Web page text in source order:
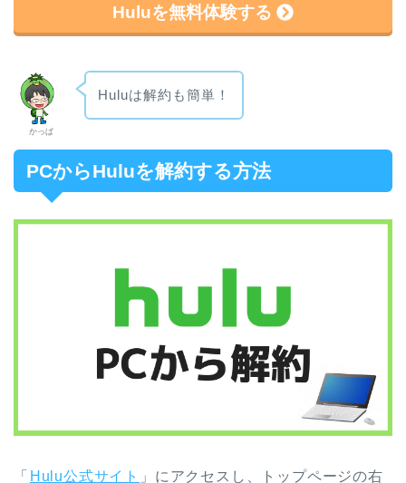
Huluを無料体験する
かっぱ
Huluは解約も簡単！
PCからHuluを解約する方法
「 Hulu公式サイト
」にアクセスし、トップページの右